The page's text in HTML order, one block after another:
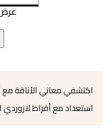
عرض 40 من
اكتشفي معاني الأناقة
استعداد مع أقراط لازوردي